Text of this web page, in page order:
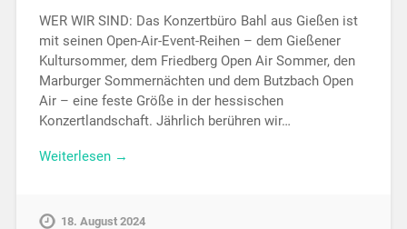
WER WIR SIND: Das Konzertbüro Bahl aus Gießen ist
mit seinen Open-Air-Event-Reihen – dem Gießener
Kultursommer, dem Friedberg Open Air Sommer, den
Marburger Sommernächten und dem Butzbach Open
Air – eine feste Größe in der hessischen
Konzertlandschaft. Jährlich berühren wir…
Weiterlesen →
18. August 2024